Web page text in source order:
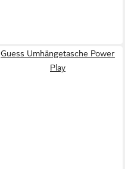
Guess Umhängetasche Power
Play